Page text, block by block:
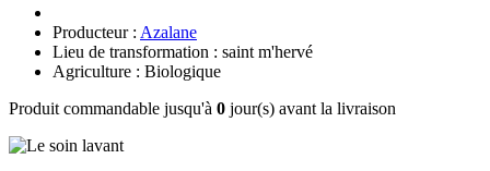
Producteur : Azalane
Lieu de transformation : saint m'hervé
Agriculture : Biologique
Produit commandable jusqu'à 0 jour(s) avant la livraison